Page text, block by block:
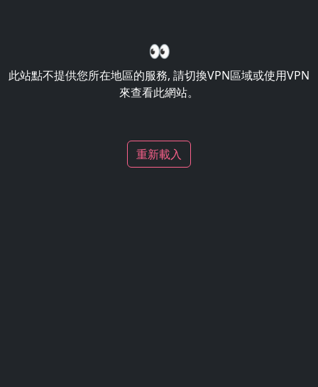
👀
此站點不提供您所在地區的服務, 請切換VPN區域或使用VPN
來查看此網站。
重新載入